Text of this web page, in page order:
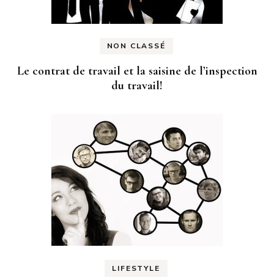
NON CLASSÉ
Le contrat de travail et la saisine de l’inspection
du travail!
LIFESTYLE